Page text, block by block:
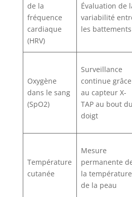
de la
fréquence
cardiaque
(HRV)
Évaluation de
variabilité
les battements
Oxygène
dans le sang
(SpO2)
Surveillance
continue grâce
au capteur X-
TAP au bout du
doigt
Température
cutanée
Mesure
permanente
la température
de la peau